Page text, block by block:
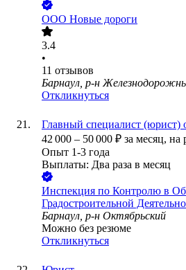
ООО Новые дороги
3.4
•
11 отзывов
Барнаул, р-н
Откликнуться
Главный специалист (юрист)
42 000 – 50 000 ₽ за месяц, на
Опыт 1-3 года
Выплаты: Два раза в месяц
Инспекция по Контролю в
Градостроительной
Барнаул, р-н Октябрьский
Можно без резюме
Откликнуться